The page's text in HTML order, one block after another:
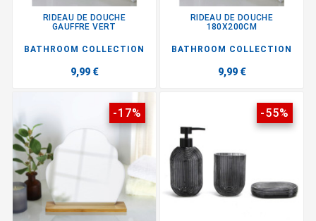
RIDEAU DE DOUCHE
GAUFFRE VERT
BATHROOM COLLECTION
9,99 €
RIDEAU DE DOUCHE
180X200CM
BATHROOM COLLECTION
9,99 €
-17% -55%